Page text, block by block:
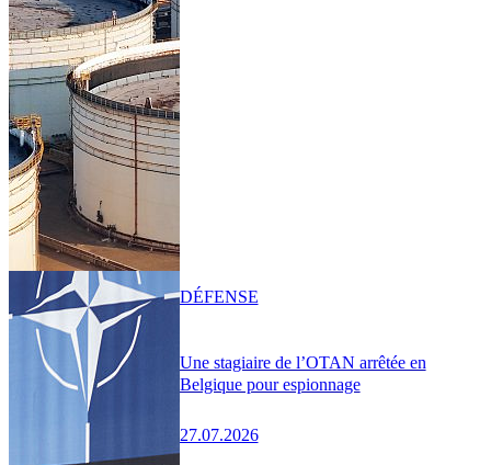
Une stagiaire de l’OTAN arrêtée en
Belgique pour espionnage
27.07.2026
DÉFENSE